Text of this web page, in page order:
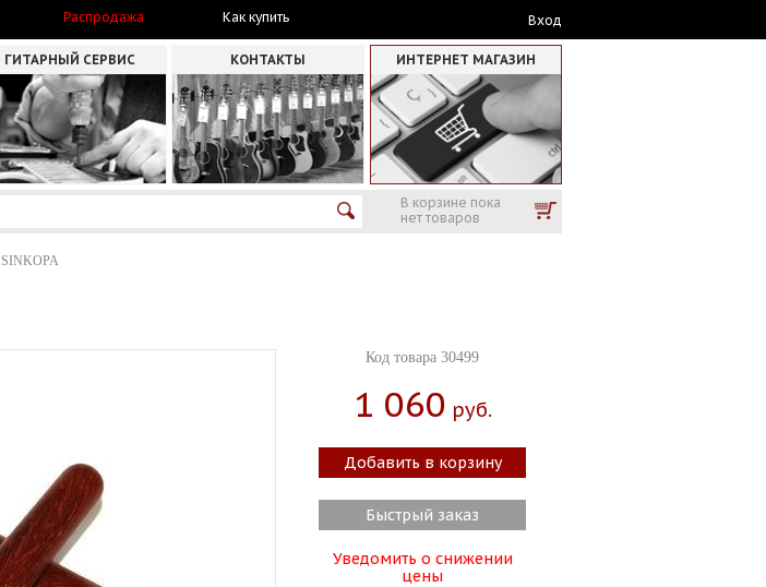
Распродажа Как купить Вход
ГИТАРНЫЙ СЕРВИС КОНТАКТЫ ИНТЕРНЕТ МАГАЗИН
В корзине пока
нет товаров
SINKOPA
Код товара 30499
1 060 Руб.
Добавить в корзину
Быстрый заказ
Уведомить о снижении
цены